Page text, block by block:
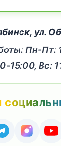
ул.
Пн-Пт:
15:00, Вс: